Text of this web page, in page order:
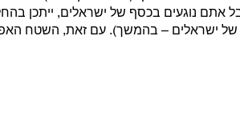
נוגעים בכסף של ישראלים, ייתכן
ישראלים – בהמשך). עם זאת, השטח האפור